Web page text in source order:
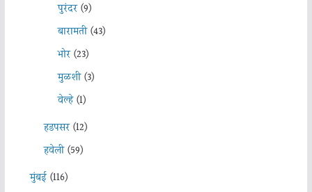
पुरंदर(9)
बारामती(43)
भोर(23)
मुळशी(3)
वेल्हे(1)
हडपसर(12)
हवेली(59)
मुंबई(116)